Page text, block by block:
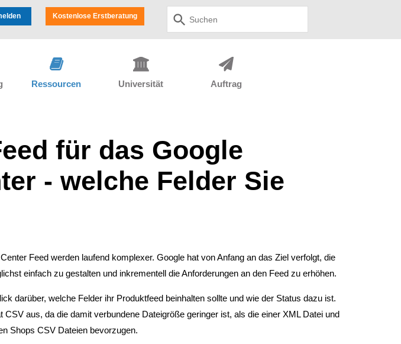
Kostenlose Erstberatung
touch
and
Ressourcen Universität Auftrag
für das Google
- welche Felder Sie
Feed werden laufend komplexer. Google hat von Anfang an das Ziel verfolgt, die
einfach zu gestalten und inkrementell die Anforderungen an den Feed zu erhöhen.
darüber, welche Felder ihr Produktfeed beinhalten sollte und wie der Status dazu ist.
aus, da die damit verbundene Dateigröße geringer ist, als die einer XML Datei und
Shops CSV Dateien bevorzugen.